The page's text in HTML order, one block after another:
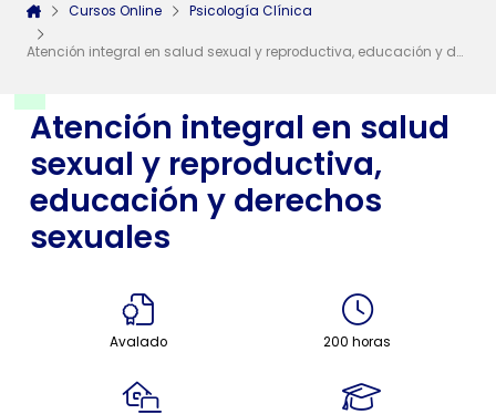
Atención integral en salud
sexual y reproductiva,
educación y derechos
sexuales
Avalado 200 horas
Cursos Online Psicología Clínica
Atención integral en salud sexual y reproductiva, educación y derechos sexuales